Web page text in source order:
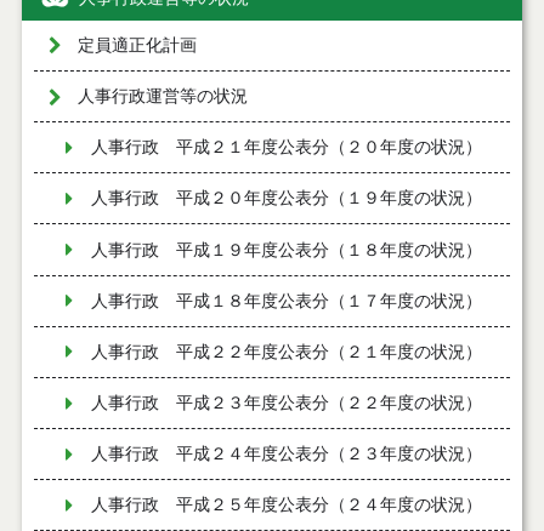
定員適正化計画
人事行政運営等の状況
人事行政 平成２１年度公表分（２０年度の状況）
人事行政 平成２０年度公表分（１９年度の状況）
人事行政 平成１９年度公表分（１８年度の状況）
人事行政 平成１８年度公表分（１７年度の状況）
人事行政 平成２２年度公表分（２１年度の状況）
人事行政 平成２３年度公表分（２２年度の状況）
人事行政 平成２４年度公表分（２３年度の状況）
人事行政 平成２５年度公表分（２４年度の状況）